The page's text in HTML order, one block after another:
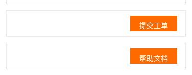
提交工单
帮助文档